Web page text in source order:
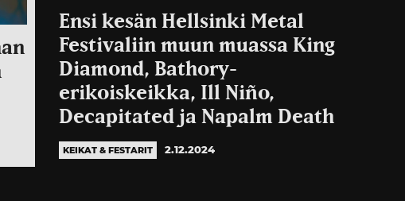
Ensi kesän Hellsinki Metal
Festivaliin muun muassa King
Diamond, Bathory-
erikoiskeikka, Ill Niño,
Decapitated ja Napalm Death
KEIKAT & FESTARIT 2.12.2024